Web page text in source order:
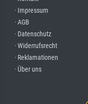
· Impressum
· AGB
· Datenschutz
· Widerrufsrecht
· Reklamationen
· Über uns